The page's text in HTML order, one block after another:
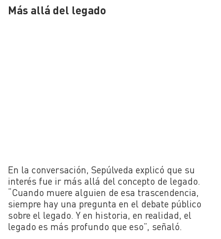
Más allá del legado
En la conversación, Sepúlveda explicó que su
interés fue ir más allá del concepto de legado.
“Cuando muere alguien de esa trascendencia,
siempre hay una pregunta en el debate público
sobre el legado. Y en historia, en realidad, el
legado es más profundo que eso”, señaló.